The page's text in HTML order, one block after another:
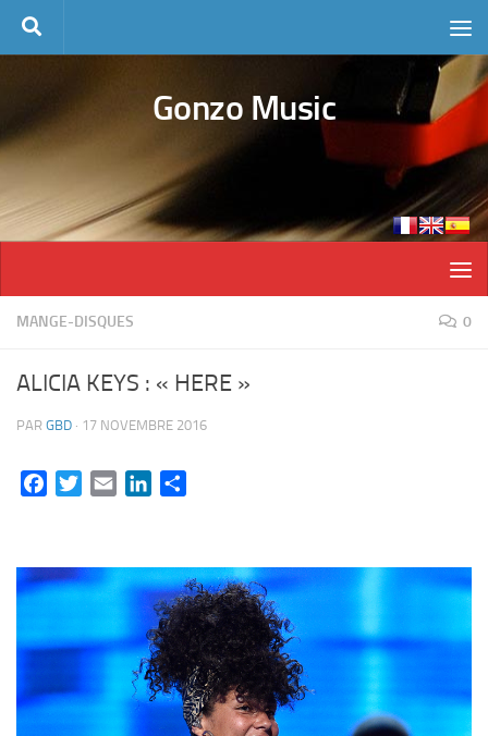
Skip to content
Gonzo Music
MANGE-DISQUES 0
ALICIA KEYS : « HERE »
PAR GBD · 17 NOVEMBRE 2016
FacebookTwitterEmail LinkedIn